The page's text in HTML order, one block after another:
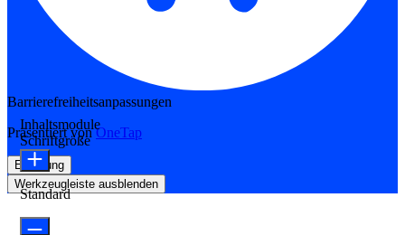
Barrierefreiheitsanpassungen
Präsentiert vonOneTap
Erklärung
Werkzeugleiste ausblenden
Inhaltsmodule
Schriftgröße
Standard